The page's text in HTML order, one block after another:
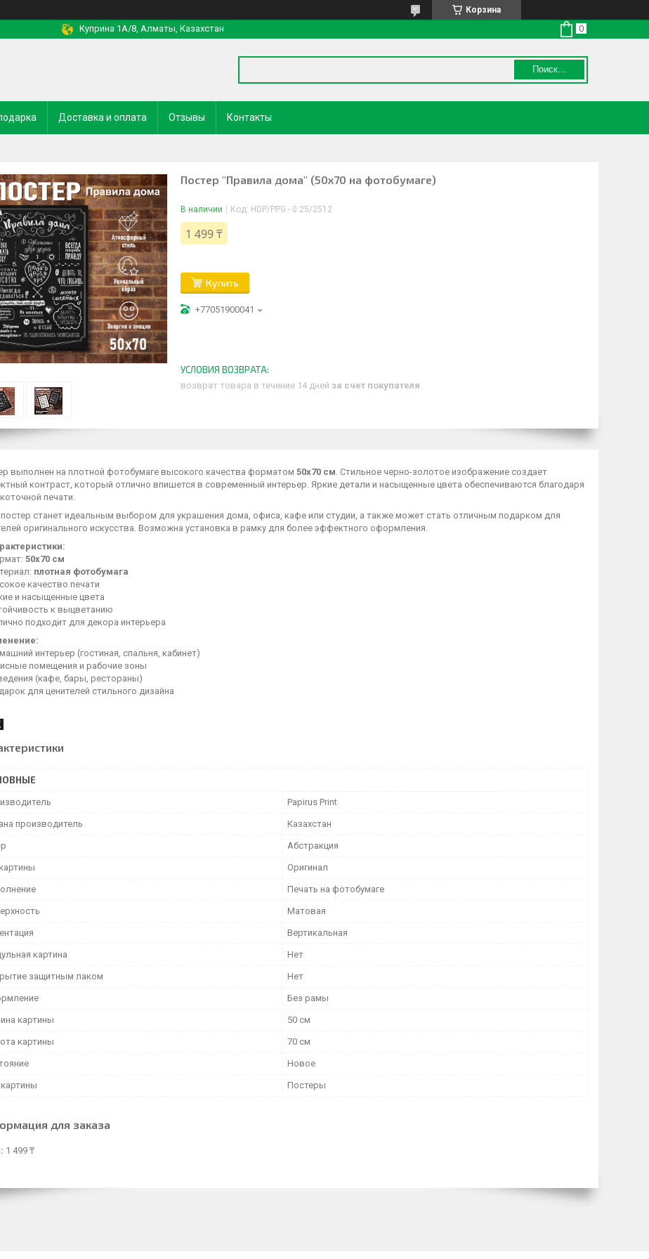
Корзина
Куприна 1A/8, Алматы, Казахстан
Поиск...
Доставка и оплата Отзывы Контакты
Постер "Правила дома" (50х70 на фотобумаге)
В наличии Код: HDP/PPG - 0.25/2512
1 499 ₸
Купить
+77051900041
возврат товара в течение 14 дней за счет покупателя
выполнен на плотной фотобумаге высокого качества форматом 50х70 см. Стильное черно-золотое изображение создает
контраст, который отлично впишется в современный интерьер. Яркие детали и насыщенные цвета обеспечиваются благодаря
печати.
станет идеальным выбором для украшения дома, офиса, кафе или студии, а также может стать отличным подарком для
оригинального искусства. Возможна установка в рамку для более эффектного оформления.
50х70 см
плотная фотобумага
качество печати
и насыщенные цвета
к выцветанию
подходит для декора интерьера
интерьер (гостиная, спальня, кабинет)
помещения и рабочие зоны
(кафе, бары, рестораны)
для ценителей стильного дизайна
Papirus Print
производитель Казахстан
Абстракция
Оригинал
Печать на фотобумаге
Матовая
Вертикальная
картина Нет
защитным лаком Нет
Без рамы
картины 50 см
картины 70 см
Новое
Постеры
для заказа
1 499 ₸